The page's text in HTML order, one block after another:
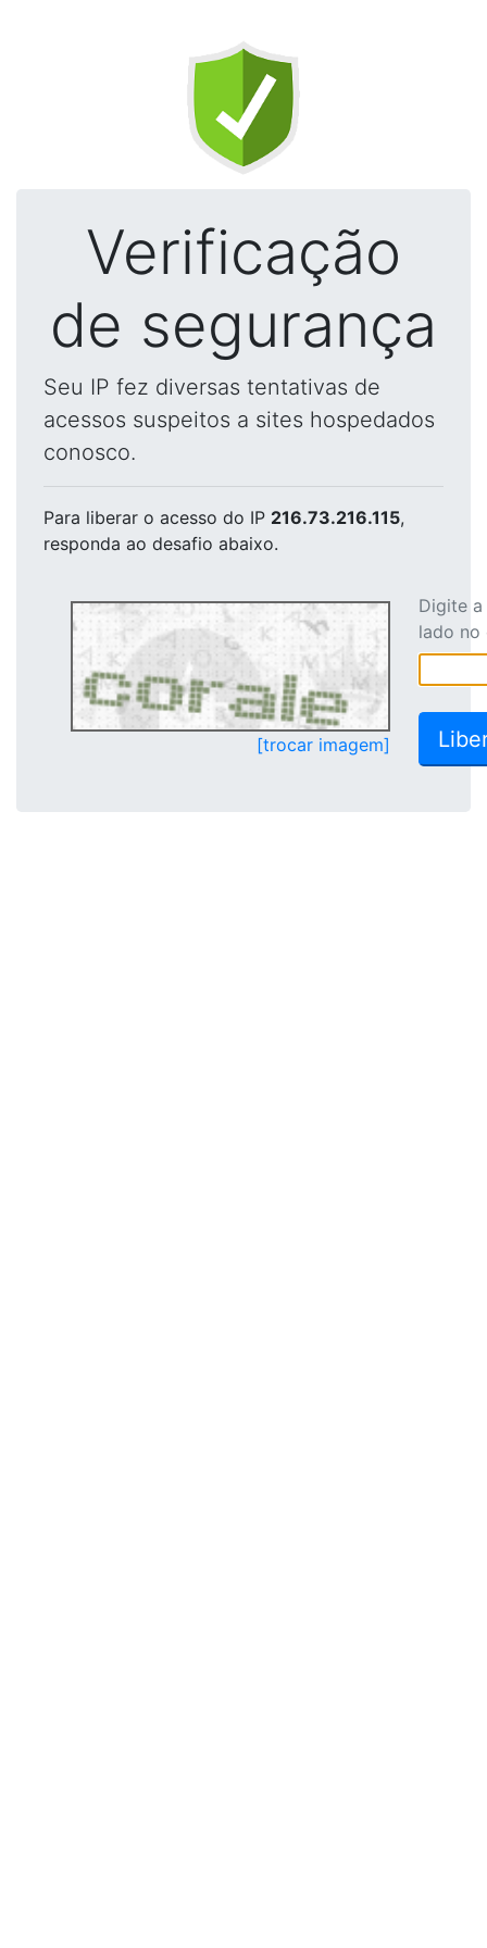
Verificação
de segurança
Seu IP fez diversas tentativas de
acessos suspeitos a sites hospedados
conosco.
Para liberar o acesso do IP 216.73.216.115,
responda ao desafio abaixo.
[trocar imagem]
Digite
lado no